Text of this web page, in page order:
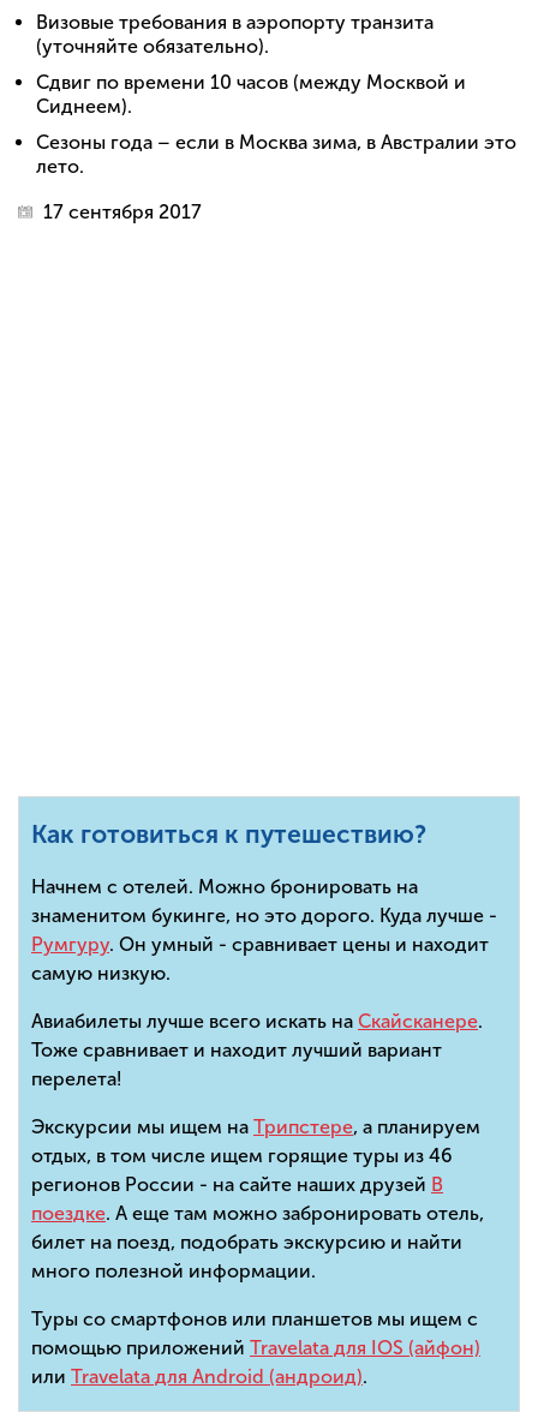
Визовые требования в аэропорту транзита
(уточняйте обязательно).
Сдвиг по времени 10 часов (между Москвой и
Сиднеем).
Сезоны года – если в Москва зима, в Австралии это
лето.
17 сентября 2017
Как готовиться к путешествию?
Начнем с отелей. Можно бронировать на
знаменитом букинге, но это дорого. Куда лучше -
Румгуру. Он умный - сравнивает цены и находит
самую низкую.
Авиабилеты лучше всего искать на Скайсканере.
Тоже сравнивает и находит лучший вариант
перелета!
Экскурсии мы ищем на Трипстере, а планируем
отдых, в том числе ищем горящие туры из 46
регионов России - на сайте наших друзей В
поездке. А еще там можно забронировать отель,
билет на поезд, подобрать экскурсию и найти
много полезной информации.
Туры со смартфонов или планшетов мы ищем с
помощью приложений Travelata для IOS (айфон)
или Travelata для Android (андроид).